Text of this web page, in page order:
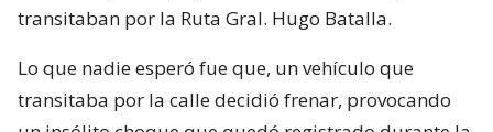
transitaban por la Ruta Gral. Hugo Batalla.
Lo que nadie esperó fue que, un vehículo que
transitaba por la calle decidió frenar, provocando